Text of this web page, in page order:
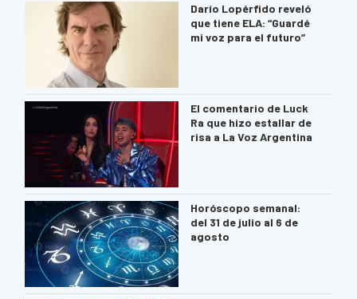
Darío Lopérfido reveló
que tiene ELA: “Guardé
mi voz para el futuro”
El comentario de Luck
Ra que hizo estallar de
risa a La Voz Argentina
Horóscopo semanal:
del 31 de julio al 6 de
agosto